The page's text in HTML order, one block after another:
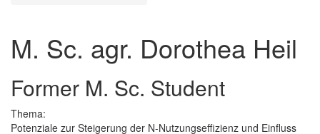
M. Sc. agr. Dorothea Heil
Former M. Sc. Student
Thema:
Potenziale zur Steigerung der N-Nutzungseffizienz und Einfluss